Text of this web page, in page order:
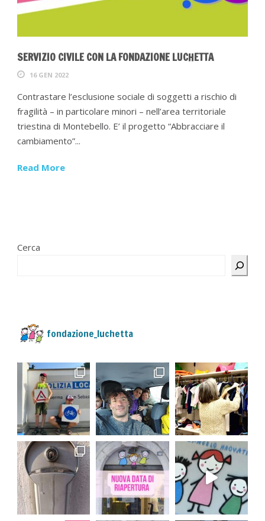
SERVIZIO CIVILE CON LA FONDAZIONE LUCHETTA
16 GEN 2022
Contrastare l’esclusione sociale di soggetti a rischio di
fragilità – in particolare minori – nell’area territoriale
triestina di Montebello. E’ il progetto “Abbracciare il
cambiamento”...
Read More
Cerca
fondazione_luchetta